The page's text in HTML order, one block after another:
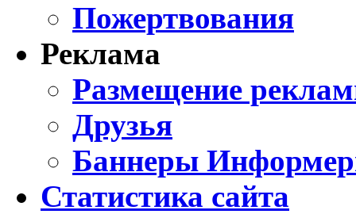
Пожертвования
Реклама
Размещение
Друзья
Баннеры
Статистика сайта